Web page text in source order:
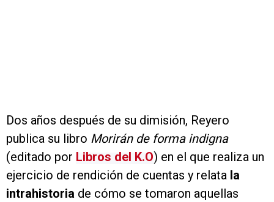
Dos años después de su dimisión, Reyero
publica su libro Morirán de forma indigna
(editado por Libros del K.O) en el que realiza un
ejercicio de rendición de cuentas y relata la
intrahistoria de cómo se tomaron aquellas